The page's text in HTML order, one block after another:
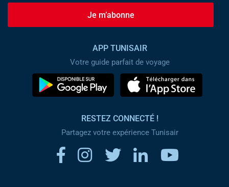
Je m’abonne
APP TUNISAIR
Votre guide parfait de voyage
RESTEZ CONNECTÉ !
Partagez votre expérience Tunisair